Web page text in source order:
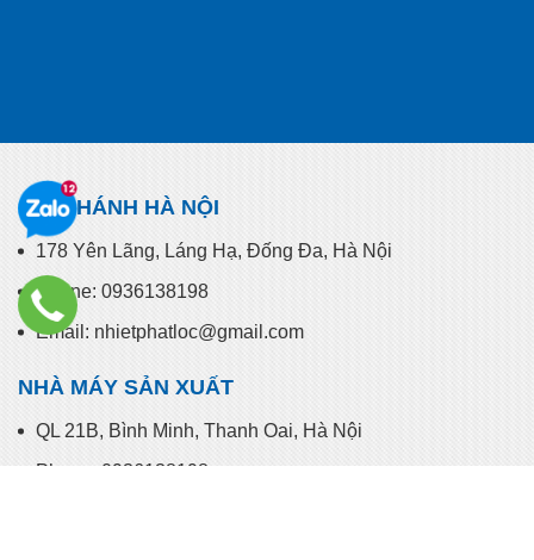
CHI NHÁNH HÀ NỘI
178 Yên Lãng, Láng Hạ, Đống Đa, Hà Nội
Phone: 0936138198
Email: nhietphatloc@gmail.com
NHÀ MÁY SẢN XUẤT
QL 21B, Bình Minh, Thanh Oai, Hà Nội
Phone: 0936138198